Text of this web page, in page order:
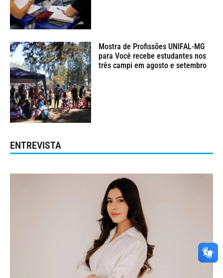
Mostra de Profissões UNIFAL-MG
para Você recebe estudantes nos
três campi em agosto e setembro
ENTREVISTA